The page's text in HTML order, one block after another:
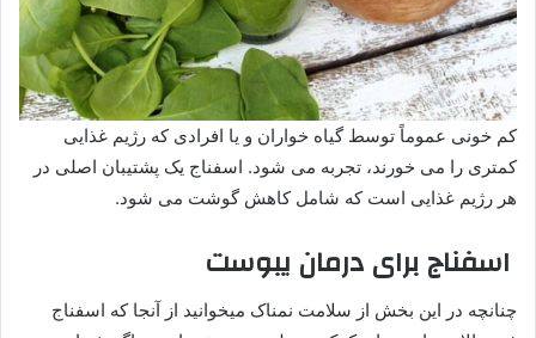
کم خونی عموماً توسط گیاه خواران و یا افرادی که رژیم غذایی
کمتری را می خورند، تجربه می شود. اسفناج یک پشتیبان اصلی در
هر رژیم غذایی است که شامل کاهش گوشت می شود.
اسفناج برای درمان یبوست
چنانچه در این بخش از سلامت نمناک میخوانید از آنجا که اسفناج